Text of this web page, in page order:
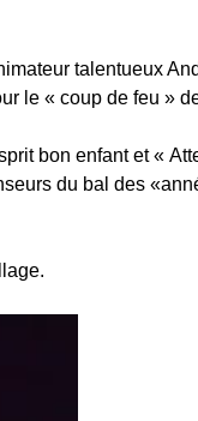
talentueux
le « coup de feu »
bon enfant et «
du bal des